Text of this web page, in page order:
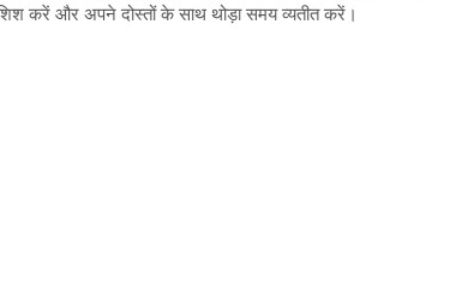
करें और अपने दोस्तों के साथ थोड़ा समय व्यतीत करें।